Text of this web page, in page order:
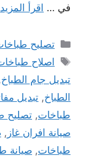
في … اقرأ المزيد
التصنيفات
تصليح
الوسوم
اصلاح
تبديل جام الطباخ
الطباخ, تبديل
طباخات, تصليح
صيانة افران غاز ,
طباخات, صيانة